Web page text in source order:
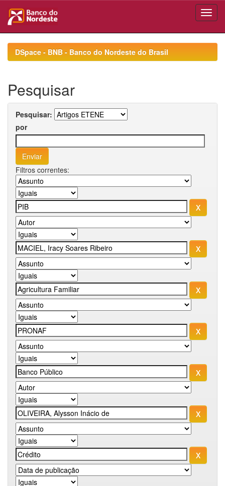
navigationDSpace - BNB - Banco do Nordeste do Brasil
Pesquisar
Pesquisar:
por
Filtros correntes: